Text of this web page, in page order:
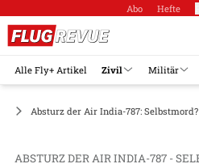
Abo Hefte
Alle Fly+ Artikel Zivil Militär
Absturz der Air India-787:
ABSTURZ DER AIR INDIA-787 -